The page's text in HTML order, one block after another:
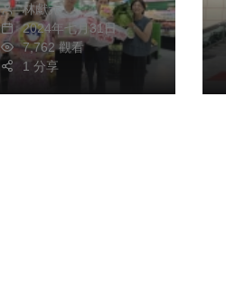
高麗菜衝買氣
林獻元
2024年七月31日
7,762 觀看
1 分享